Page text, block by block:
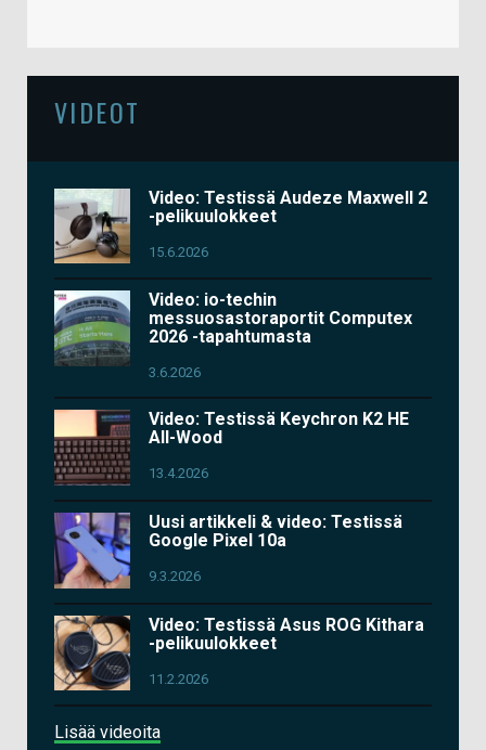
VIDEOT
Video: Testissä Audeze Maxwell 2
-pelikuulokkeet
15.6.2026
Video: io-techin
messuosastoraportit Computex
2026 -tapahtumasta
3.6.2026
Video: Testissä Keychron K2 HE
All-Wood
13.4.2026
Uusi artikkeli & video: Testissä
Google Pixel 10a
9.3.2026
Video: Testissä Asus ROG Kithara
-pelikuulokkeet
11.2.2026
Lisää videoita